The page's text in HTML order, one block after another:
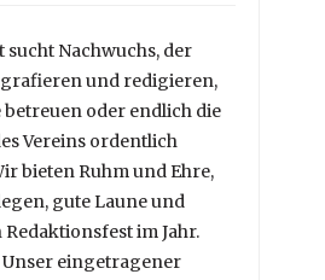
Nachwuchs, der
und redigieren,
betreuen oder endlich die
Vereins ordentlich
bieten Ruhm und Ehre,
gute Laune und
im Jahr.
Unser eingetragener